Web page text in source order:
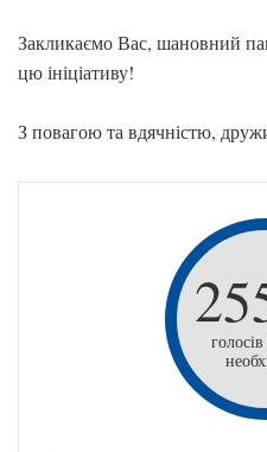
Закликаємо Вас, шановний
цю ініціативу!
З повагою та вдячністю,